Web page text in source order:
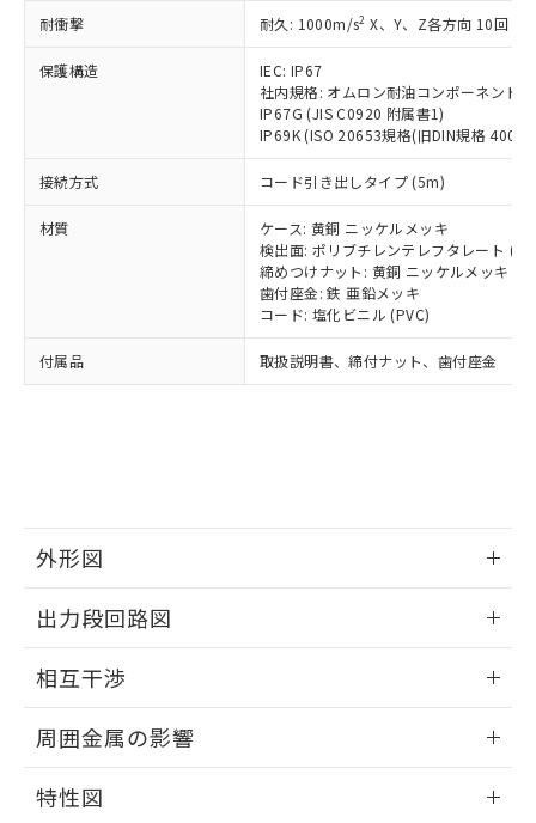
耐衝撃 耐久: 1000m/s2 X、Y、Z各方向 10回
保護構造
IEC: IP67
社内規格: オムロン耐油コンポーネント
IP67G (JIS C0920 附属書1)
IP69K (ISO 20653規格(旧DIN規格
接続方式 コード引き出しタイプ (5m)
材質
ケース: 黄銅 ニッケルメッキ
検出面: ポリブチレンテレフタレート
締めつけナット: 黄銅 ニッケルメッキ
歯付座金: 鉄 亜鉛メッキ
コード: 塩化ビニル (PVC)
付属品 取扱説明書、締付ナット、歯付座金
外形図
外形図
出力段回路図
出力段回路図
相互干渉
相互干渉
周囲金属の影響
特性図
覧された時点での実際の在庫および標
準価格とは異なる場合があることをご
了承ください。
正式な納期状況および標準価格はお客
様のお取引先、またはお客様担当のオ
ムロン制御機器販売店・当社販売員に
ご相談ください。
オムロン制御機器販売店や当社販売拠
販売ネットワーク
」をご確認
在庫状況および標準価格結果を当社の
事前の承諾なく第三者に漏洩または開
示しないようお願いします。
マイパーツ機能（部品リスト作成サー
ビス）をご利用いただくには、I-Web
品・サービスに関するお客様との取
※当社の共同利用者とは、
の共同利用に関して"
用者の範囲」に記載されている法人を
鉛(Pb) 1000ppm以下、 水銀(Hg) 1000ppm以下、 カド
ミウム(Cd) 100ppm以下、
六価クロム(Cr(Ⅵ)) 1000ppm以下、ポリ臭化ビフェニル
類(PBB) 1000ppm以下、ポリ臭化ジフェニルエーテル類
(PBDE) 1000ppm以下、フタル酸ビス(2-エチルヘキシ
ル) (DEHP)(別名：DOP) 1000ppm以下、フタル酸ブチ
ルベンジル（BBP） 1000ppm以下、フタル酸ジブチル
（DBP） 1000ppm以下、フタル酸ジイソブチル
適用除外項目は除く。
フタル酸エステル類の４物質については閾値を超える意
図的な使用がないことを確認しています。
部品在庫の切り替え状況などにより、予定
月が前後することがあります。
とができます。
EU RoHS指令（10物質）の非含有証明書
51物質の非含有証明書（当社基準）
※本証明書は発行日時点で非含有を証明す
るもので、過去に遡って非含有を証明する
ものではありません。
物質の対応では、対応完了までの期間は出
荷製品に未対応品が混在することから備考
欄に対応日を記載しておりました。
*中国RoHS10物質の基準値 (GB/T26572)：
Pb(鉛) :1000ppm、 Hg(水銀) : 1000ppm、 Cd(カドミウ
Cr(Ⅵ)(六価クロム) : 1000ppm、 PBBs(ポリ臭化ビフェ
ニル類) : 1000ppm、 PBDEs(ポリ臭化ジフェニルエーテ
DBP(フタル酸ジブチル) : 1000ppm、 DIBP(フタル酸ジ
イソブチル) : 1000ppm、 BBP(フタル酸ブチルベンジ
DEHP(フタル酸ビス(2-エチルヘキシル)) : 1000ppm
※2 環境保護使用期限
「ｅ」：有害物質（10物質）のすべてが基
準値以下であることを示します。
「10」：通常の使用状況下において有害物
質が外部に漏えいし、環境に深刻な影響を
及ぼさない年数を意味します。
国政府の輸出許可(または役務取引許
可)を取得するなどの必要な手続きを
当社は規制貨物を破棄する場合は、完
全に破砕するなど、違法に輸出されな
いよう必要な手段を講じます。
当社は貴社製品を、核兵器、ミサイ
ル、化学兵器、生物兵器またはその他
武器並びにこれらの製造装置等に一切
使用いたしません。
当社は、貴社製品を第三者に販売する
場合は、上記1、2および3の内容を当
該第三者に通知します。また当社は、
販売先および販売に係わる関係者が違
法に輸出するおそれがある場合は、取
一定数以上の在庫あり
一定数には満たないが在庫あり
在庫なし(最新の在庫状況につ
いては、お客様のお取引先、ま
たはお客様担当のオムロン制御
機器販売店・当社販売員にご確
認ください)
白
受注生産機種、また在庫状況の
情報を公開していない機種